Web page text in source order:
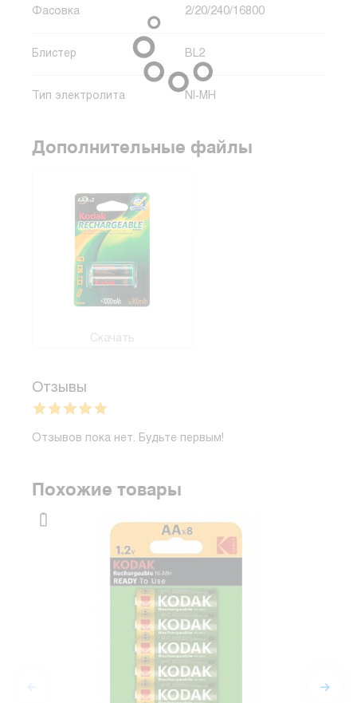
Фасовка 2/20/240/16800
Блистер BL2
Тип электролита NI-MH
Дополнительные файлы
Скачать
Отзывы
Отзывов пока нет. Будьте первым!
Похожие товары